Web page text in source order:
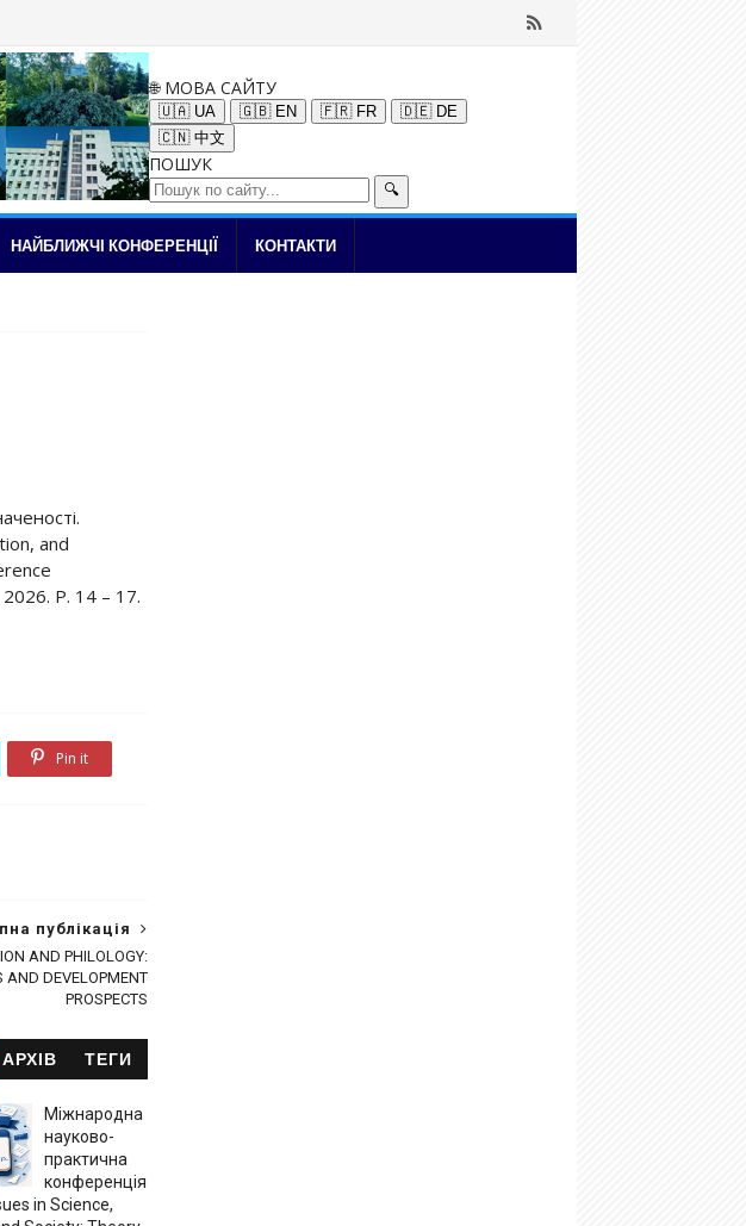
🌐 МОВА САЙТУ
🇺🇦 UA 🇬🇧 EN 🇫🇷 FR
🇩🇪 DE
🇨🇳 中文
ПОШУК
🔍
новини
НАЙБЛИЖЧІ КОНФЕРЕНЦІЇ КОНТАКТИ
and
P. 14 – 17.
Pin it
публікація
AND PHILOLOGY:
AND DEVELOPMENT
PROSPECTS
АРХІВ ТЕГИ
Міжнародна
науково-
практична
конференція
in Science,